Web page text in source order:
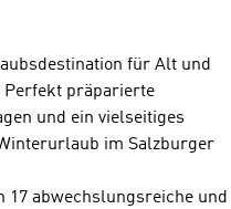
für Alt und
Perfekt präparierte
und ein vielseitiges
im Salzburger
17 abwechslungsreiche und